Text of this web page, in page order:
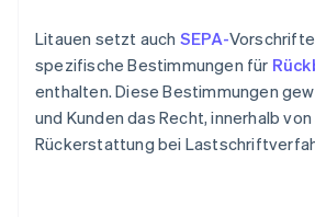
Litauen setzt auch SEPA-
spezifische Bestimmungen für
enthalten. Diese Bestimmungen
und Kunden das Recht, innerhalb
Rückerstattung bei